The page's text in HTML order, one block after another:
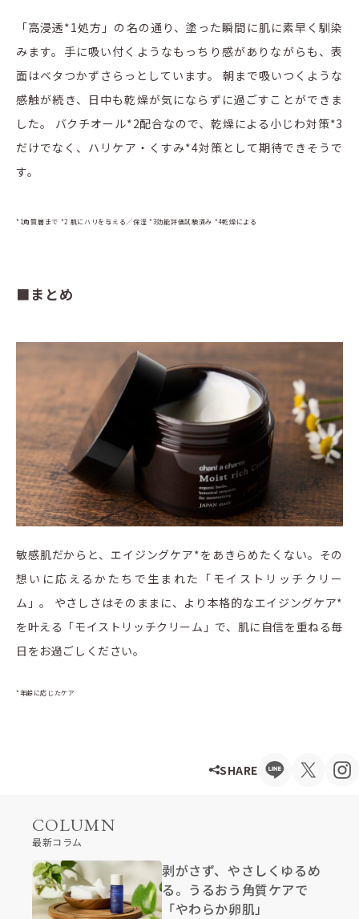
「高浸透*1処方」の名の通り、塗った瞬間に肌に素早く馴染
みます。手に吸い付くようなもっちり感がありながらも、表
面はベタつかずさらっとしています。 朝まで吸いつくような
感触が続き、日中も乾燥が気にならずに過ごすことができま
した。 バクチオール*2配合なので、乾燥による小じわ対策*3
だけでなく、ハリケア・くすみ*4対策として期待できそうで
す。
*1角質層まで *2 肌にハリを与える／保湿 *3効能評価試験済み *4乾燥による
■まとめ
敏感肌だからと、エイジングケア*をあきらめたくない。その
想いに応えるかたちで生まれた「モイストリッチクリー
ム」。 やさしさはそのままに、より本格的なエイジングケア*
を叶える「モイストリッチクリーム」で、肌に自信を重ねる毎
日をお過ごしください。
*年齢に応じたケア
SHARE
COLUMN
最新コラム
剥がさず、やさしくゆるめ
る。うるおう角質ケアで
「やわらか卵肌」